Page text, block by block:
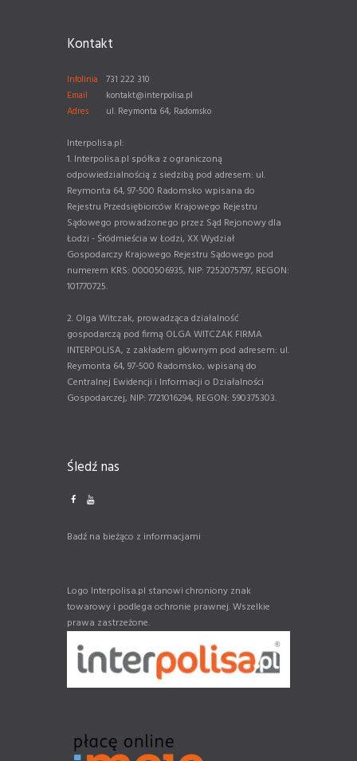
Kontakt
Infolinia
731 222 310
Email
kontakt@interpolisa.pl
Adres
ul. Reymonta 64, Radomsko
Interpolisa.pl:
1. Interpolisa.pl spółka z ograniczoną
odpowiedzialnością z siedzibą pod adresem: ul.
Reymonta 64, 97-500 Radomsko wpisana do
Rejestru Przedsiębiorców Krajowego Rejestru
Sądowego prowadzonego przez Sąd Rejonowy dla
Łodzi - Śródmieścia w Łodzi, XX Wydział
Gospodarczy Krajowego Rejestru Sądowego pod
numerem KRS: 0000506935, NIP: 7252075797, REGON:
101770725.
2. Olga Witczak, prowadząca działalność
gospodarczą pod firmą OLGA WITCZAK FIRMA
INTERPOLISA, z zakładem głównym pod adresem: ul.
Reymonta 64, 97-500 Radomsko, wpisaną do
Centralnej Ewidencji i Informacji o Działalności
Gospodarczej, NIP: 7721016294, REGON: 590375303.
Śledź nas
Badź na bieżąco z informacjami
Logo Interpolisa.pl stanowi chroniony znak
towarowy i podlega ochronie prawnej. Wszelkie
prawa zastrzeżone.